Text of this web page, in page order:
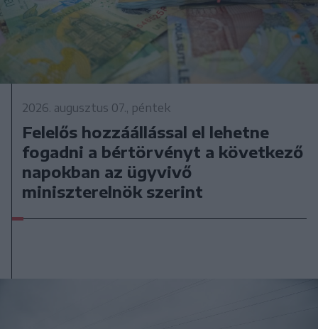
2026. augusztus 07., péntek
Felelős hozzáállással el lehetne
fogadni a bértörvényt a következő
napokban az ügyvivő
miniszterelnök szerint